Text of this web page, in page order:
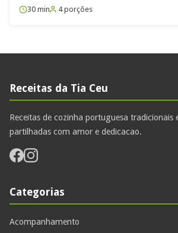
30 min 4 porções
Receitas da Tia Ceu
Receitas de cozinha portuguesa tradicionais
partilhadas com amor e dedicacao.
Categorias
Acompanhamento